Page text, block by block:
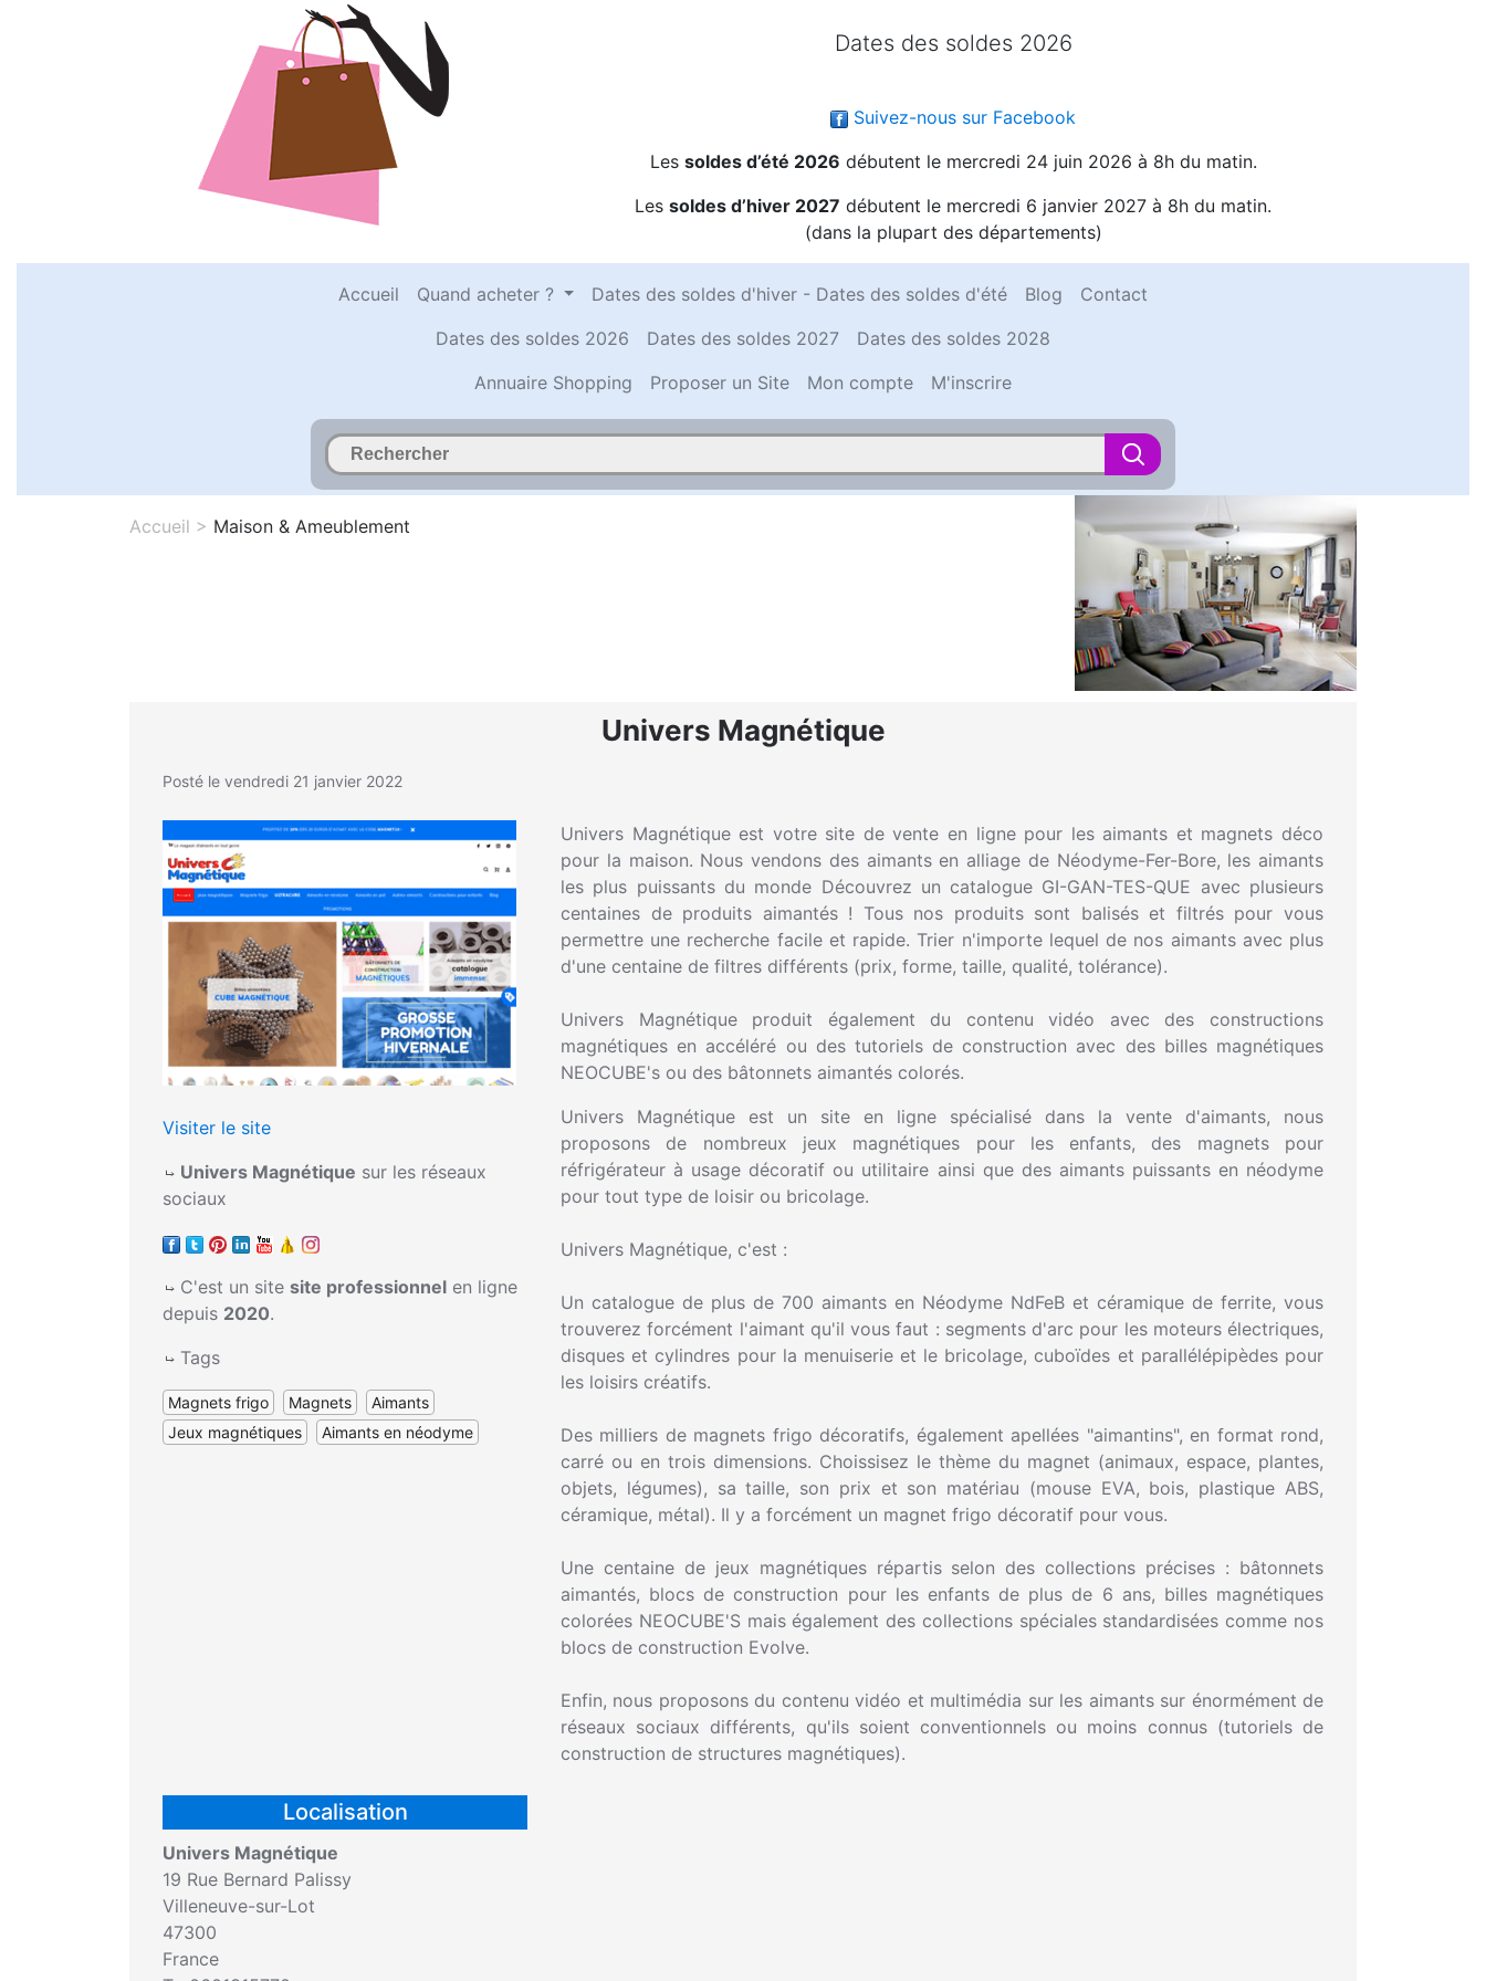
Dates des soldes 2026
Suivez-nous sur Facebook
Les soldes d’été 2026 débutent le mercredi 24 juin 2026 à 8h du matin.
Les soldes d’hiver 2027 débutent le mercredi 6 janvier 2027 à 8h du matin.
(dans la plupart des départements)
Accueil Quand acheter ? Dates des soldes d'hiver - Dates des soldes d'été Blog
Contact
Dates des soldes 2026
Dates des soldes 2027
Dates des soldes 2028
Annuaire Shopping
Proposer un Site Mon compte M'inscrire
Accueil > Maison & Ameublement
Univers Magnétique
Posté le vendredi 21 janvier 2022
Visiter le site
Univers Magnétique sur les réseaux
sociaux
C'est un site site professionnel en ligne
depuis 2020.
Tags
Magnets frigo Magnets
Aimants
Jeux magnétiques
Aimants en néodyme
Univers Magnétique est votre site de vente en ligne pour les aimants et magnets déco
pour la maison. Nous vendons des aimants en alliage de Néodyme-Fer-Bore, les aimants
les plus puissants du monde Découvrez un catalogue GI-GAN-TES-QUE avec plusieurs
centaines de produits aimantés ! Tous nos produits sont balisés et filtrés pour vous
permettre une recherche facile et rapide. Trier n'importe lequel de nos aimants avec plus
d'une centaine de filtres différents (prix, forme, taille, qualité, tolérance).
Univers Magnétique produit également du contenu vidéo avec des constructions
magnétiques en accéléré ou des tutoriels de construction avec des billes magnétiques
NEOCUBE's ou des bâtonnets aimantés colorés.
Univers Magnétique est un site en ligne spécialisé dans la vente d'aimants, nous
proposons de nombreux jeux magnétiques pour les enfants, des magnets pour
réfrigérateur à usage décoratif ou utilitaire ainsi que des aimants puissants en néodyme
pour tout type de loisir ou bricolage.
Univers Magnétique, c'est :
Un catalogue de plus de 700 aimants en Néodyme NdFeB et céramique de ferrite, vous
trouverez forcément l'aimant qu'il vous faut : segments d'arc pour les moteurs électriques,
disques et cylindres pour la menuiserie et le bricolage, cuboïdes et parallélépipèdes pour
les loisirs créatifs.
Des milliers de magnets frigo décoratifs, également apellées "aimantins", en format rond,
carré ou en trois dimensions. Choissisez le thème du magnet (animaux, espace, plantes,
objets, légumes), sa taille, son prix et son matériau (mouse EVA, bois, plastique ABS,
céramique, métal). Il y a forcément un magnet frigo décoratif pour vous.
Une centaine de jeux magnétiques répartis selon des collections précises : bâtonnets
aimantés, blocs de construction pour les enfants de plus de 6 ans, billes magnétiques
colorées NEOCUBE'S mais également des collections spéciales standardisées comme nos
blocs de construction Evolve.
Enfin, nous proposons du contenu vidéo et multimédia sur les aimants sur énormément de
réseaux sociaux différents, qu'ils soient conventionnels ou moins connus (tutoriels de
construction de structures magnétiques).
Localisation
Univers Magnétique
19 Rue Bernard Palissy
Villeneuve-sur-Lot
47300
France